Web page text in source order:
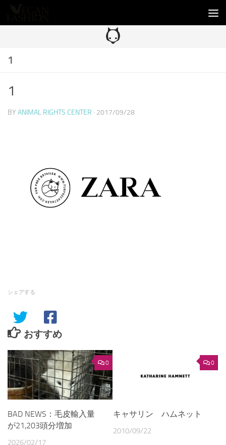
1
1
BY ANIMAL RIGHTS CENTER · 2017/09/28
シェアする
おすすめ
0
BAD NEWS：毛皮輸入量
が21,203頭分増加
2026/02/17
0
キャサリン ハムネット
2010/09/22